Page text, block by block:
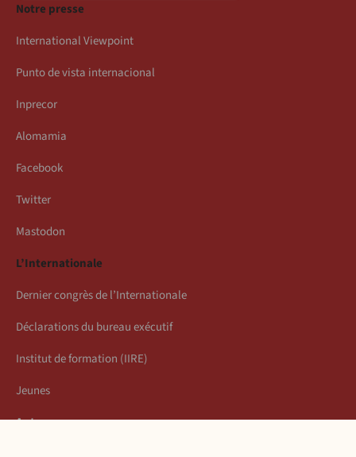
Notre presse
International Viewpoint
Punto de vista internacional
Inprecor
Alomamia
Facebook
Twitter
Mastodon
L’Internationale
Dernier congrès de l’Internationale
Déclarations du bureau exécutif
Institut de formation (IIRE)
Jeunes
Auteurs